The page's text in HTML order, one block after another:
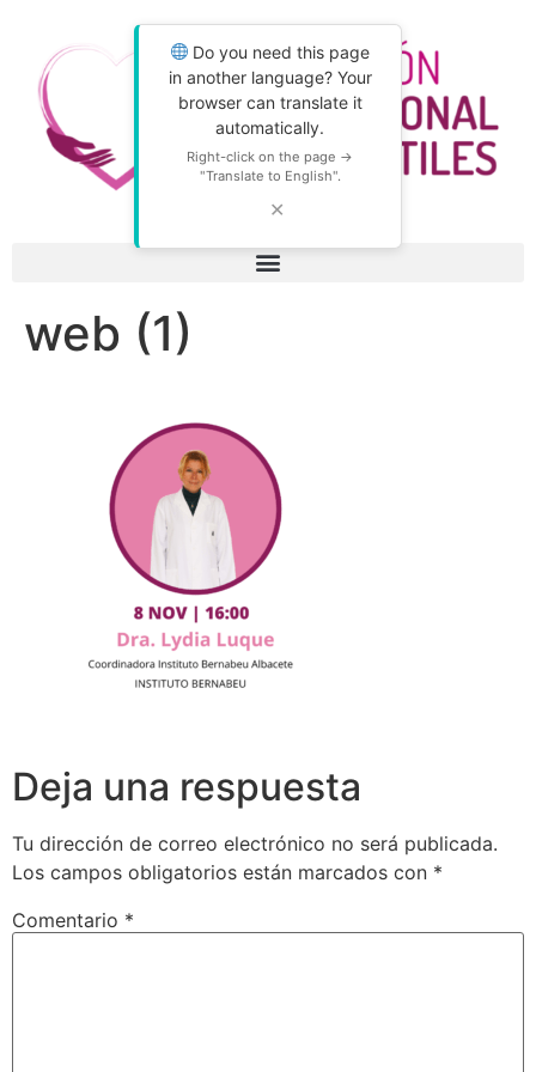
Do you need this page
in another language? Your
browser can translate it
automatically.
Right-click on the page →
"Translate to English".
✕
web (1)
Deja una respuesta
Tu dirección de correo electrónico no será publicada.
Los campos obligatorios están marcados con *
Comentario *